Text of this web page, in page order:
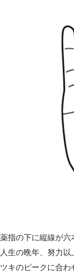
薬指の下に縦線が六
人生の晩年、努力以
ツキのピークに合